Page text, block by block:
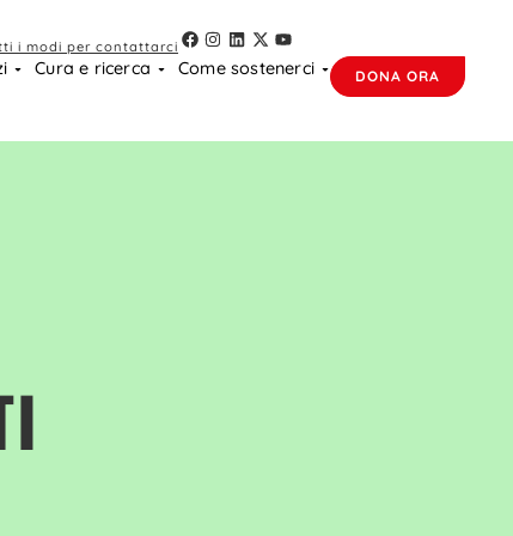
i modi per contattarci
Cura e ricerca Come sostenerci DONA ORA